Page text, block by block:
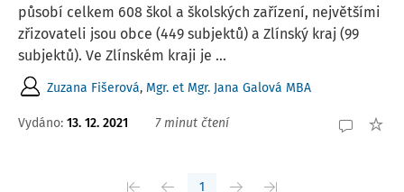
působí celkem 608 škol a školských zařízení, největšími
zřizovateli jsou obce (449 subjektů) a Zlínský kraj (99
subjektů). Ve Zlínském kraji je ...
Zuzana Fišerová, Mgr. et Mgr. Jana Galová MBA
Vydáno: 13. 12. 2021 7 minut čtení
1